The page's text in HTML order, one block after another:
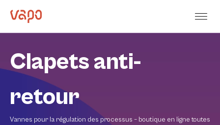
Clapets anti-
retour
Vannes pour la régulation des processus – boutique en ligne toutes